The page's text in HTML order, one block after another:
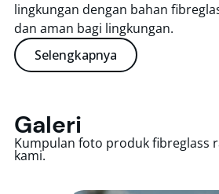
lingkungan dengan bahan
dan aman bagi lingkungan.
Selengkapnya
Galeri
Kumpulan foto produk fibreglass
kami.